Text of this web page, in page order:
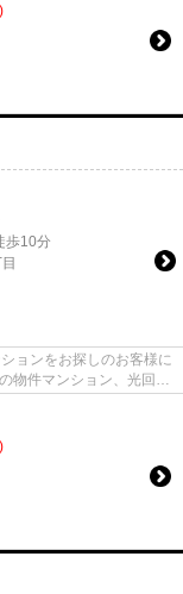
歩10分
ョンをお探しのお客様に
物件マンション、光回線